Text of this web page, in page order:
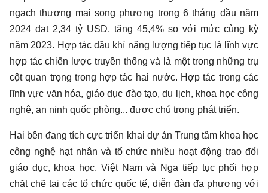
ngạch thương mại song phương trong 6 tháng đầu năm
2024 đạt 2,34 tỷ USD, tăng 45,4% so với mức cùng kỳ
năm 2023. Hợp tác dầu khí năng lượng tiếp tục là lĩnh vực
hợp tác chiến lược truyền thống và là một trong những trụ
cột quan trọng trong hợp tác hai nước. Hợp tác trong các
lĩnh vực văn hóa, giáo dục đào tạo, du lịch, khoa học công
nghệ, an ninh quốc phòng... được chú trọng phát triển.
Hai bên đang tích cực triển khai dự án Trung tâm khoa học
công nghệ hạt nhân và tổ chức nhiều hoạt động trao đổi
giáo dục, khoa học. Việt Nam và Nga tiếp tục phối hợp
chặt chẽ tại các tổ chức quốc tế, diễn đàn đa phương với